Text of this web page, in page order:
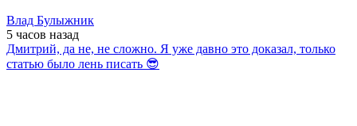
Влад Булыжник
5 часов назад
Дмитрий, да не, не сложно. Я уже давно это доказал, только
статью было лень писать 😎